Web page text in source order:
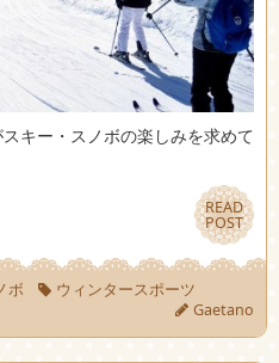
キー・スノボの楽しみを求めて
READ
POST
READ
POST
ボ
ウィンタースポーツ
Gaetano